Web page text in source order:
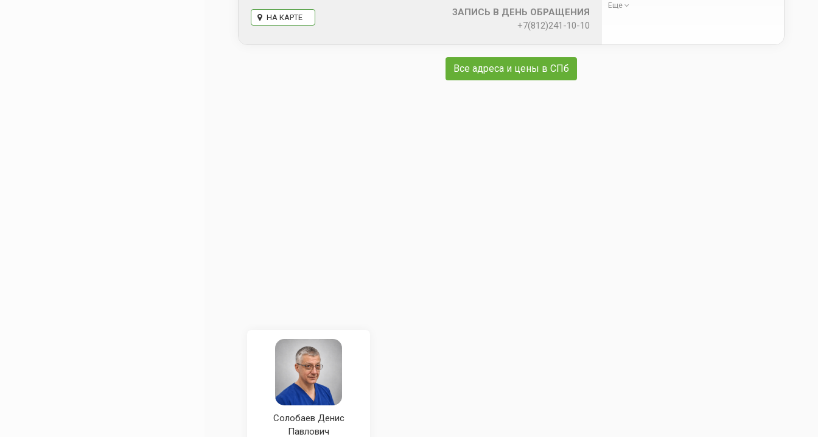
НА КАРТЕ
ЗАПИСЬ В ДЕНЬ ОБРАЩЕНИЯ
+7(812)241-10-10
Еще
Все адреса и цены в СПб
Солобаев Денис
Павлович